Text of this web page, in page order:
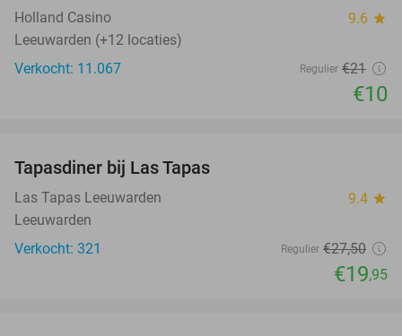
Holland Casino 9.6 star
Leeuwarden (+12 locaties)
Verkocht: 11.067
Regulier €21
€10
Tapasdiner bij Las Tapas
Las Tapas Leeuwarden 9.4 star
Leeuwarden
Verkocht: 321
Regulier €27,50
€19,95